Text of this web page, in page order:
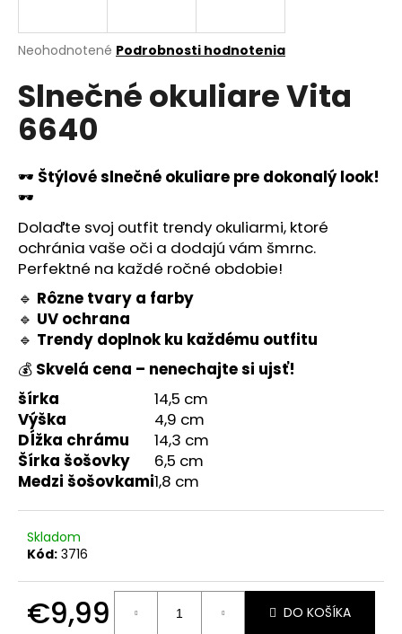
Priemerné
produktu
je
0,0
z
hviezdičiek.
Neohodnotené Podrobnosti hodnotenia
Slnečné okuliare Vita
6640
🕶️ Štýlové slnečné okuliare pre dokonalý look!
🕶️
Dolaďte svoj outfit trendy okuliarmi, ktoré
ochránia vaše oči a dodajú vám šmrnc.
Perfektné na každé ročné obdobie!
🔹 Rôzne tvary a farby
🔹 UV ochrana
🔹 Trendy doplnok ku každému outfitu
💰 Skvelá cena – nenechajte si ujsť!
šírka
14,5 cm
Výška
4,9 cm
Dĺžka chrámu
14,3 cm
Šírka šošovky
6,5 cm
Medzi šošovkami1,8 cm
Skladom
Kód: 3716
€9,99 DO KOŠÍKA
j
ť
?
d
p
o
r
ú
č
a
m
e
ELEGANTNÝ,
TRBLIETAVÝ
OVERAL
BRITA
€29,90